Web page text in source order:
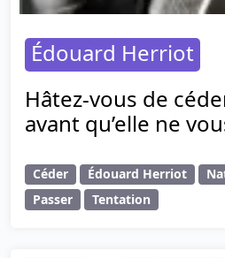
Édouard Herriot
Hâtez-vous de
avant qu’elle ne
Céder Édouard Herriot
Passer
Tentation